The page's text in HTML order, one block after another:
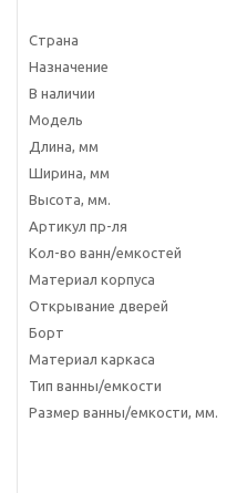
Страна
Назначение
В наличии
Модель
Длина, мм
Ширина, мм
Высота, мм.
Артикул пр-ля
Кол-во ванн/емкостей
Материал корпуса
Открывание дверей
Борт
Материал каркаса
Тип ванны/емкости
Размер ванны/емкости, мм.